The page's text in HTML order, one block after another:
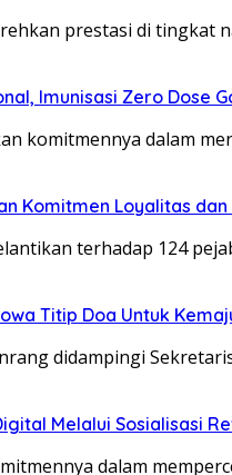
prestasi di tingkat
Imunisasi Zero Dose
komitmennya dalam
Komitmen Loyalitas
terhadap 124
Titip Doa Untuk
didampingi
Melalui Sosialisasi
dalam